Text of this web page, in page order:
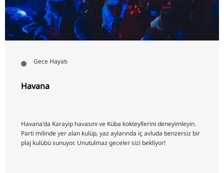
Gece Hayatı
Havana
Havana'da Karayip havasını ve Küba kokteyllerini deneyimleyin.
Parti milinde yer alan kulüp, yaz aylarında iç avluda benzersiz bir
plaj kulübü sunuyor. Unutulmaz geceler sizi bekliyor!